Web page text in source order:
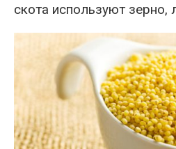
скота используют зерно,